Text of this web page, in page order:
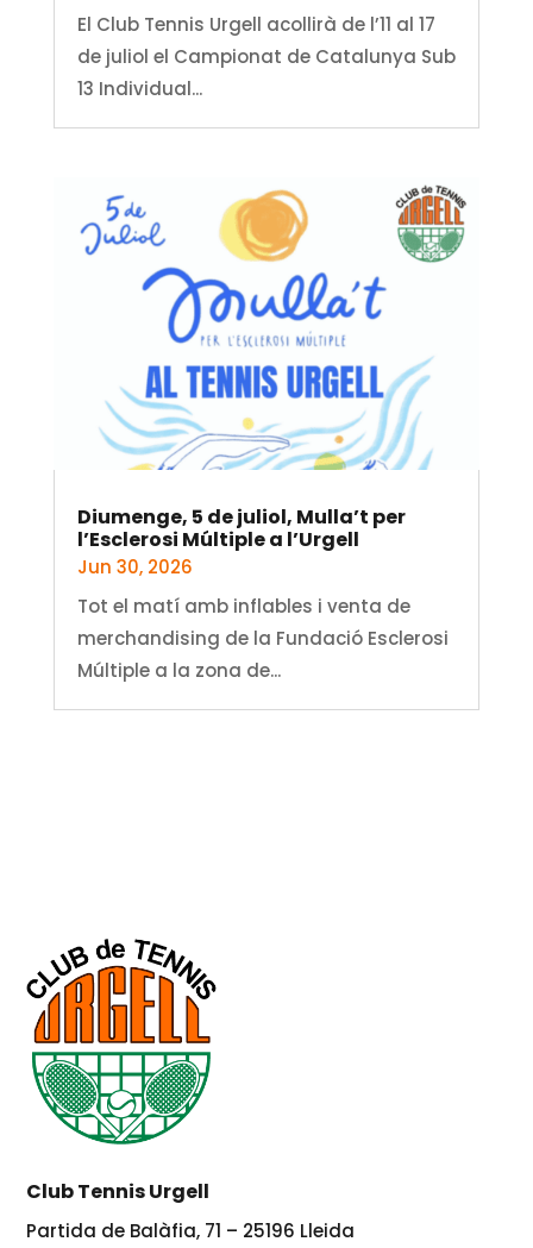
El Club Tennis Urgell acollirà de l’11 al 17
de juliol el Campionat de Catalunya Sub
13 Individual...
Diumenge, 5 de juliol, Mulla’t per
l’Esclerosi Múltiple a l’Urgell
Jun 30, 2026
Tot el matí amb inflables i venta de
merchandising de la Fundació Esclerosi
Múltiple a la zona de...
Club Tennis Urgell
Partida de Balàfia, 71 – 25196 Lleida